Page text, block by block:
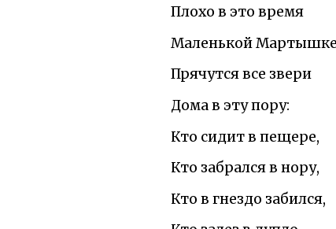
Плохо в это время
Маленькой
Прячутся все звери
Дома в эту пору:
Кто сидит в пещере,
Кто забрался в нору,
Кто в гнездо забился,